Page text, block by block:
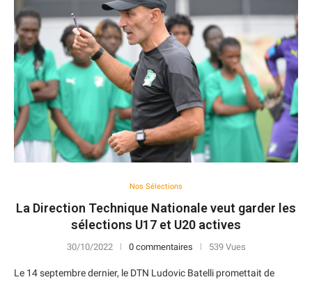
Nos Sélections
La Direction Technique Nationale veut garder les
sélections U17 et U20 actives
30/10/2022 0 commentaires 539 Vues
Le 14 septembre dernier, le DTN Ludovic Batelli promettait de